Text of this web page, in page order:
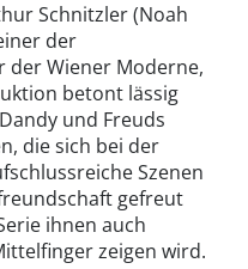
Schnitzler (Noah
der
der Wiener Moderne,
betont lässig
und Freuds
die sich bei der
Szenen
gefreut
ihnen auch
zeigen wird.